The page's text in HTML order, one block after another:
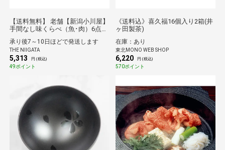
【送料無料】 老舗【新潟小川屋】
手間なし味くらべ（魚･肉）6点詰
承り後7～10日ほどで発送します
THE NIIGATA
5,313 円 (税込)
49ポイント
《送料込》喜久福16個入り2箱(井
ヶ田製茶)
在庫：あり
東北MONO WEB SHOP
6,220 円 (税込)
570ポイント